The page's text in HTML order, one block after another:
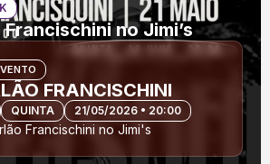
no Jimi’s
FRANCISCHINI
QUINTA 21/05/2026 • 20:00
Francischini no Jimi's